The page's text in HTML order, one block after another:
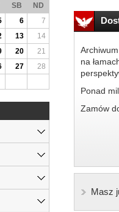
na
Ponad
Zamów
Masz
SB
ND
6
7
13
14
20
21
27
28